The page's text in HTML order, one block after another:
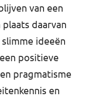
van een
daarvan
ideeën
positieve
pragmatisme
en